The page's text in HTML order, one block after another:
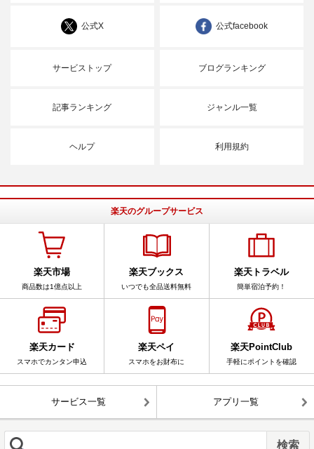
公式X 公式facebook
サービストップ ブログランキング
記事ランキング ジャンル一覧
ヘルプ 利用規約
楽天のグループサービス
楽天市場
商品数は1億点以上
楽天ブックス
いつでも全品送料無料
楽天トラベル
簡単宿泊予約！
楽天カード
スマホでカンタン申込
楽天ペイ
スマホをお財布に
楽天PointClub
手軽にポイントを確認
サービス一覧 アプリ一覧